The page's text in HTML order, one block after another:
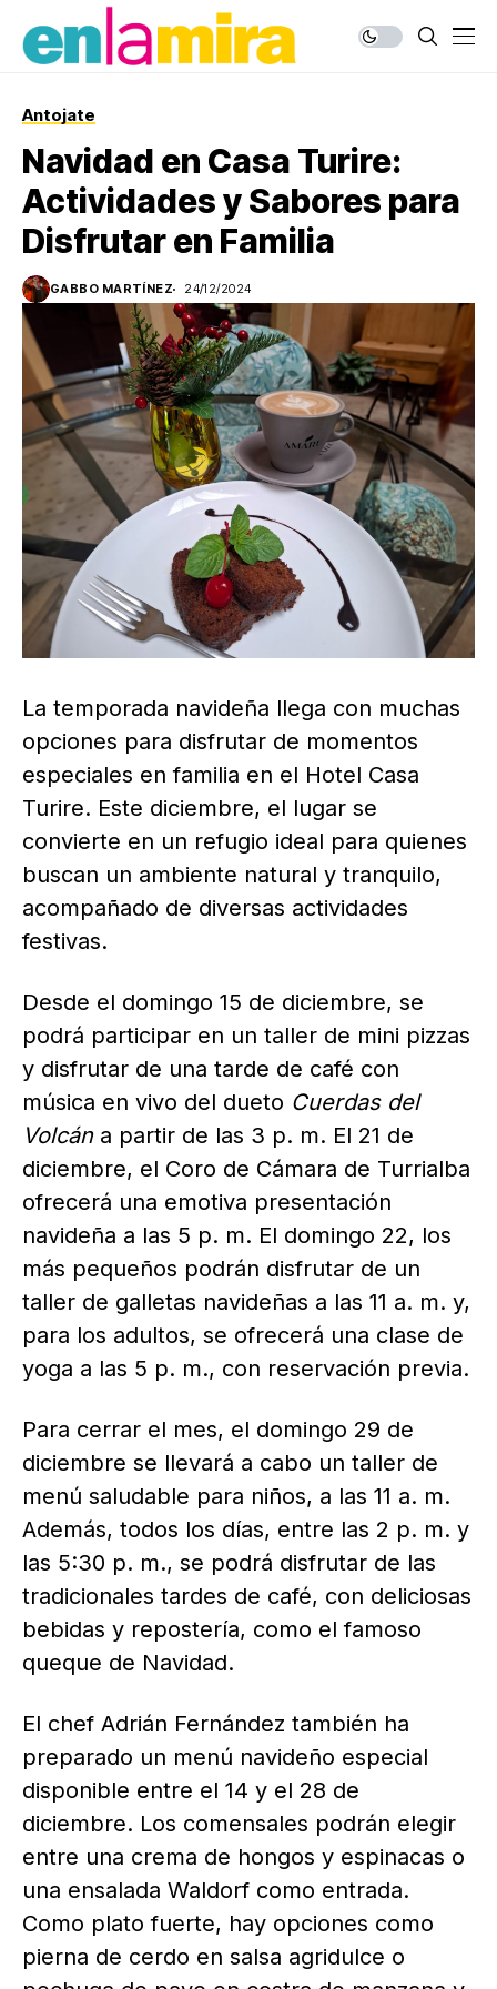
Antojate
Navidad en Casa Turire:
Actividades y Sabores para
Disfrutar en Familia
GABBO MARTÍNEZ 24/12/2024
La temporada navideña llega con muchas
opciones para disfrutar de momentos
especiales en familia en el Hotel Casa
Turire. Este diciembre, el lugar se
convierte en un refugio ideal para quienes
buscan un ambiente natural y tranquilo,
acompañado de diversas actividades
festivas.
Desde el domingo 15 de diciembre, se
podrá participar en un taller de mini pizzas
y disfrutar de una tarde de café con
música en vivo del dueto Cuerdas del
Volcána partir de las 3 p. m. El 21 de
diciembre, el Coro de Cámara de Turrialba
ofrecerá una emotiva presentación
navideña a las 5 p. m. El domingo 22, los
más pequeños podrán disfrutar de un
taller de galletas navideñas a las 11 a. m. y,
para los adultos, se ofrecerá una clase de
yoga a las 5 p. m., con reservación previa.
Para cerrar el mes, el domingo 29 de
diciembre se llevará a cabo un taller de
menú saludable para niños, a las 11 a. m.
Además, todos los días, entre las 2 p. m. y
las 5:30 p. m., se podrá disfrutar de las
tradicionales tardes de café, con deliciosas
bebidas y repostería, como el famoso
queque de Navidad.
El chef Adrián Fernández también ha
preparado un menú navideño especial
disponible entre el 14 y el 28 de
diciembre. Los comensales podrán elegir
entre una crema de hongos y espinacas o
una ensalada Waldorf como entrada.
Como plato fuerte, hay opciones como
pierna de cerdo en salsa agridulce o